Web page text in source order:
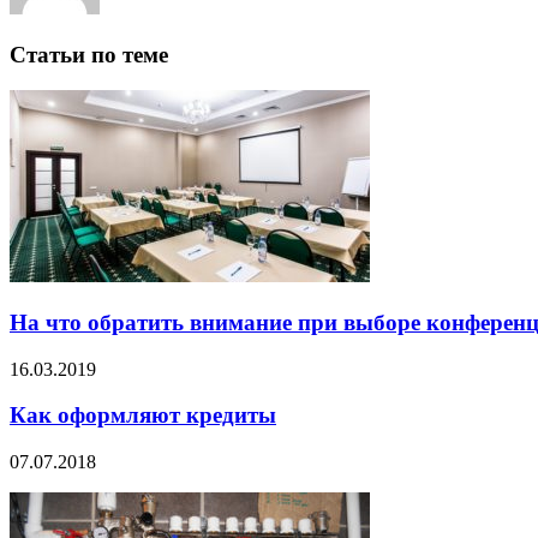
Статьи по теме
На что обратить внимание при выборе
16.03.2019
Как оформляют кредиты
07.07.2018